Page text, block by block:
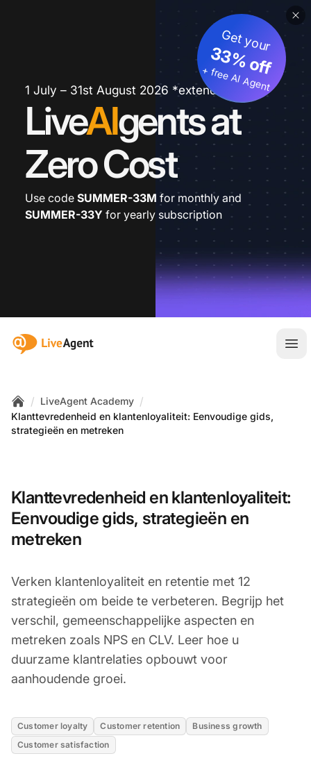
1 July – 31st August 2026 *extended
LiveAIgents at
Zero Cost
Get your
33% off
+ free AI Agent
Use code SUMMER-33M for monthly and
SUMMER-33Y for yearly subscription
:site.title
Home
/ LiveAgent Academy /
Klanttevredenheid en klantenloyaliteit: Eenvoudige gids,
strategieën en metreken
Klanttevredenheid en klantenloyaliteit:
Eenvoudige gids, strategieën en
metreken
Verken klantenloyaliteit en retentie met 12
strategieën om beide te verbeteren. Begrijp het
verschil, gemeenschappelijke aspecten en
metreken zoals NPS en CLV. Leer hoe u
duurzame klantrelaties opbouwt voor
aanhoudende groei.
Customer loyalty Customer retention
Business growth
Customer satisfaction